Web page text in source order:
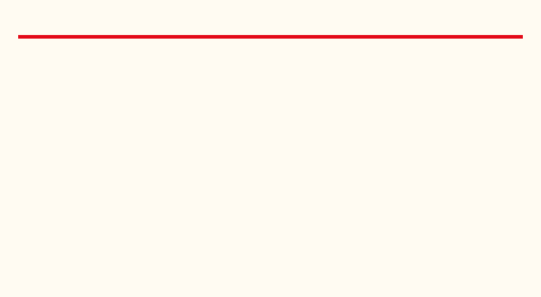
RECEITAS VEGGIE